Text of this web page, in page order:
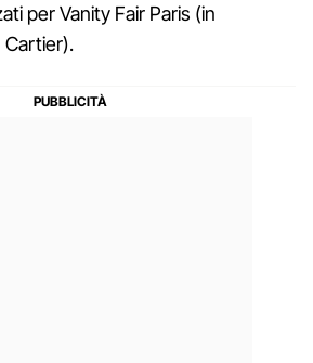
per Vanity Fair Paris (in
Cartier).